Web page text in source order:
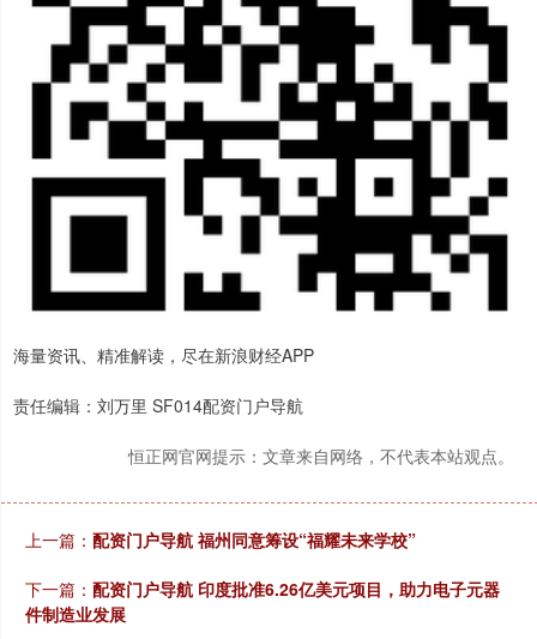
海量资讯、精准解读，尽在新浪财经APP
责任编辑：刘万里 SF014配资门户导航
恒正网官网提示：文章来自网络，不代表本站观点。
上一篇： 配资门户导航 福州同意筹设“福耀未来学校”
下一篇： 配资门户导航 印度批准6.26亿美元项目，助力电子元器
件制造业发展